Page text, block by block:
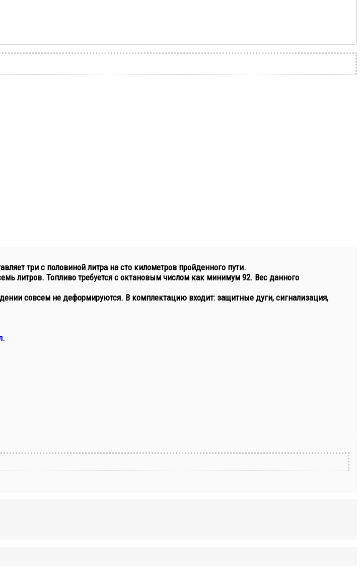
три с половиной литра на сто километров пройденного пути.
литров. Топливо требуется с октановым числом как минимум 92. Вес данного
совсем не деформируются. В комплектацию входит: защитные дуги, сигнализация,